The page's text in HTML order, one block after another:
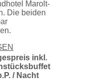
Marolt-
Die beiden
inkl.
/ Nacht